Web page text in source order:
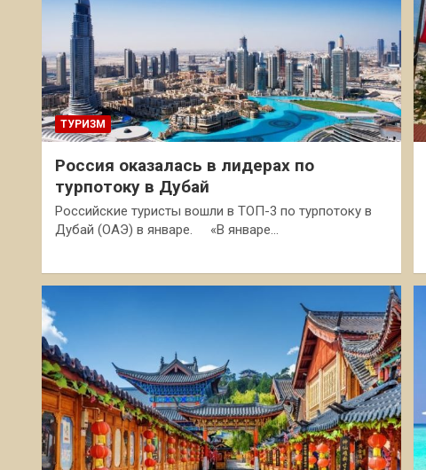
ТУРИЗМ
Россия оказалась в лидерах по
турпотоку в Дубай
Российские туристы вошли в ТОП-3 по турпотоку в
Дубай (ОАЭ) в январе. «В январе…